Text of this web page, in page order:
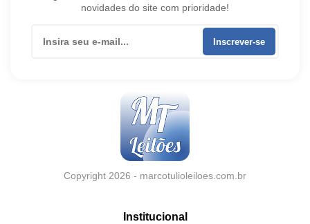
novidades do site com prioridade!
Inscrever-se
Copyright 2026 - marcotulioleiloes.com.br
Institucional